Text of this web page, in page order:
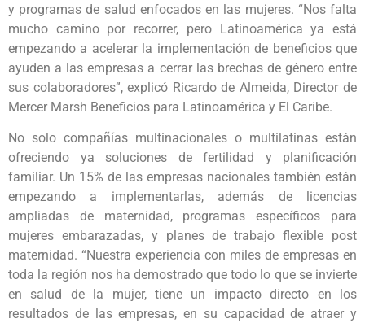
y programas de salud enfocados en las mujeres. “Nos falta
mucho camino por recorrer, pero Latinoamérica ya está
empezando a acelerar la implementación de beneficios que
ayuden a las empresas a cerrar las brechas de género entre
sus colaboradores”, explicó Ricardo de Almeida, Director de
Mercer Marsh Beneficios para Latinoamérica y El Caribe.
No solo compañías multinacionales o multilatinas están
ofreciendo ya soluciones de fertilidad y planificación
familiar. Un 15% de las empresas nacionales también están
empezando a implementarlas, además de licencias
ampliadas de maternidad, programas específicos para
mujeres embarazadas, y planes de trabajo flexible post
maternidad. “Nuestra experiencia con miles de empresas en
toda la región nos ha demostrado que todo lo que se invierte
en salud de la mujer, tiene un impacto directo en los
resultados de las empresas, en su capacidad de atraer y